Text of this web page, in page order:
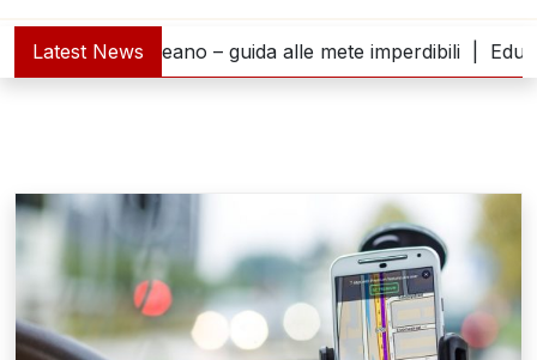
Latest News
incontra l’oceano – guida alle mete imperdibili |